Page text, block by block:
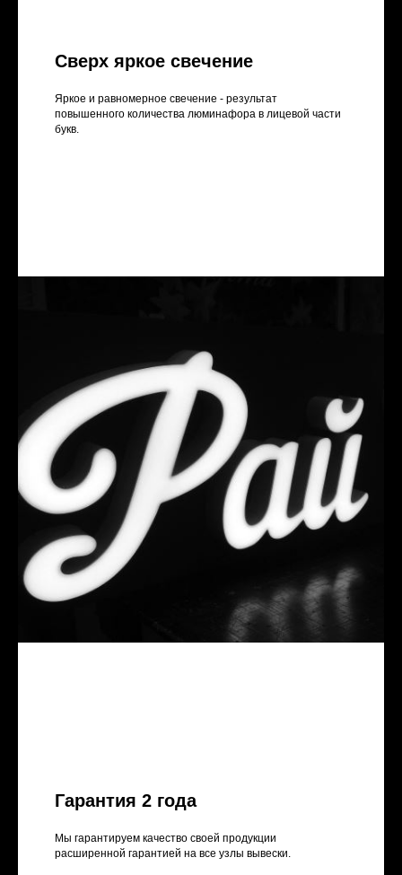
Сверх яркое свечение
Яркое и равномерное свечение - результат
повышенного количества люминафора в лицевой части
букв.
Гарантия 2 года
Мы гарантируем качество своей продукции
расширенной гарантией на все узлы вывески.